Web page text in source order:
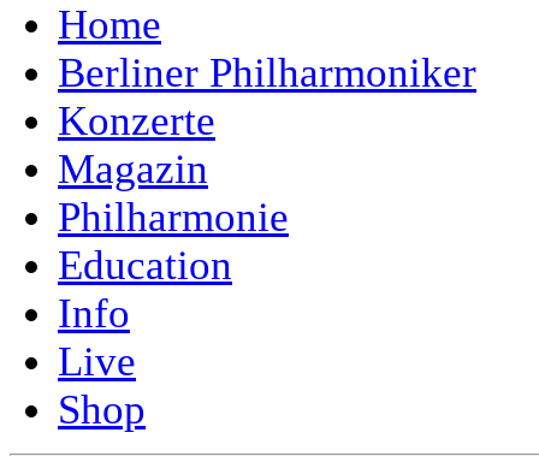
Home
Berliner Philharmoniker
Konzerte
Magazin
Philharmonie
Education
Info
Live
Shop